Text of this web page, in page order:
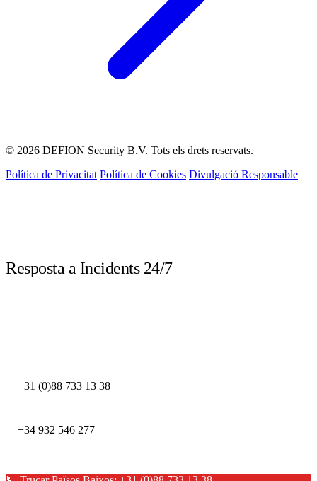
© 2026 DEFION Security B.V. Tots els drets reservats.
Política de Privacitat Política de Cookies Divulgació Responsable
Resposta a Incidents 24/7
+31 (0)88 733 13 38
+34 932 546 277